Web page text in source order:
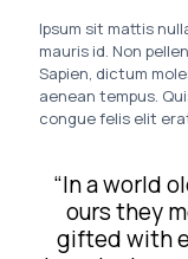
Ipsum sit mattis
mauris id. Non
Sapien, dictum
aenean tempus.
congue felis elit
“In a world
ours they
gifted with